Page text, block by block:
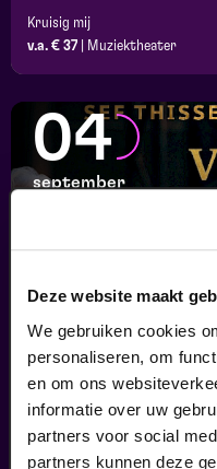
Deze website maakt
We gebruiken cookies
personaliseren, om
en om ons
informatie over uw
partners voor social
partners kunnen deze
Kruisig mij
v.a. € 37
Muziektheater
04
september
Viva Classic Live
FilmMuziek